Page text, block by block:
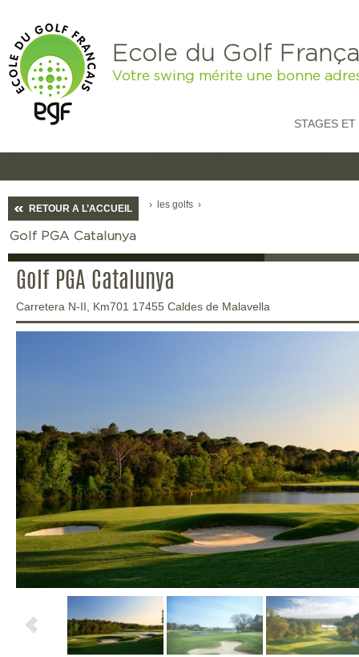
Ecole du Golf
Votre swing mérite une bonne
STAGES
RETOUR A L’ACCUEIL › les golfs ›
Golf PGA Catalunya
Golf PGA Catalunya
Carretera N-II, Km701 17455 Caldes de Malavella